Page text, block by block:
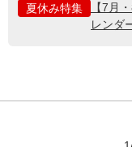
夏休み特集
【7月
レンダ